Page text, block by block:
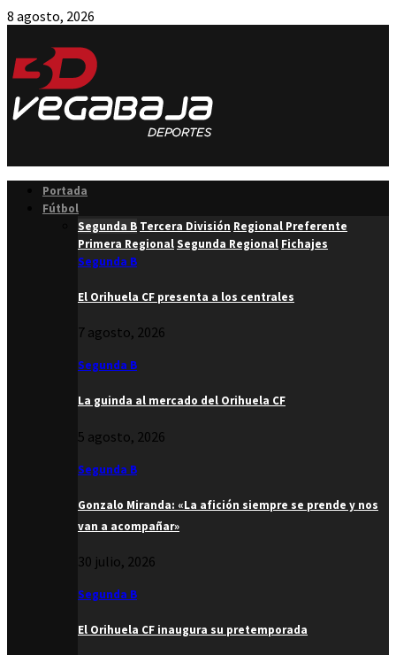
8 agosto, 2026
Portada
Fútbol
Segunda B Tercera División Regional Preferente
Primera RegionalSegunda Regional Fichajes
Segunda B
El Orihuela CF presenta a los centrales
7 agosto, 2026
Segunda B
La guinda al mercado del Orihuela CF
5 agosto, 2026
Segunda B
Gonzalo Miranda: «La afición siempre se prende y nos
van a acompañar»
30 julio, 2026
Segunda B
El Orihuela CF inaugura su pretemporada